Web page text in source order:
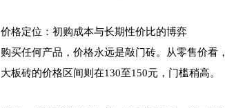
价格定位：初购成本与长期性价比的博弈
购买任何产品，价格永远是敲门砖。从零售价看
大板砖的价格区间则在130至150元，门槛稍高。